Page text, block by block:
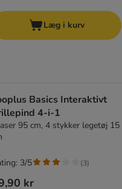
Læg i kurv
Basics Interaktivt
4-i-1
95 cm, 4 stykker legetøj 15
kr
3/5 (3)